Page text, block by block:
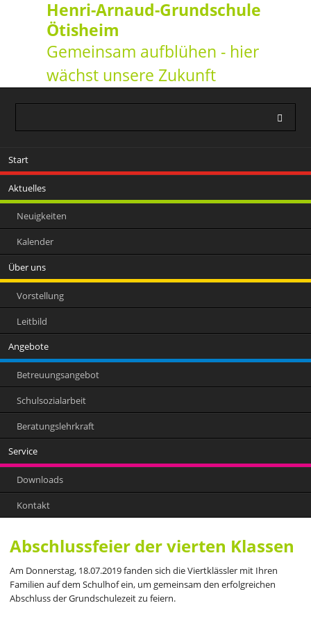
Henri-Arnaud-Grundschule
Ötisheim
Gemeinsam aufblühen - hier
wächst unsere Zukunft
überspringen
Start
Aktuelles
Neuigkeiten
Kalender
Über uns
Vorstellung
Leitbild
Angebote
Betreuungsangebot
Schulsozialarbeit
Beratungslehrkraft
Service
Downloads
Kontakt
Abschlussfeier der vierten Klassen
Am Donnerstag, 18.07.2019 fanden sich die Viertklässler mit Ihren
Familien auf dem Schulhof ein, um gemeinsam den erfolgreichen
Abschluss der Grundschulezeit zu feiern.